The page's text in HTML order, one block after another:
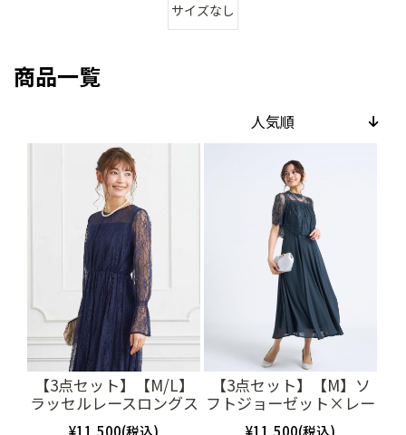
サイズなし
商品一覧
【3点セット】【M/L】
ラッセルレースロングス
リーブドレス（ネイビ
¥11,500(税込)
【3点セット】【M】ソ
フトジョーゼット×レー
スドレス（ネイビー）
¥11,500(税込)